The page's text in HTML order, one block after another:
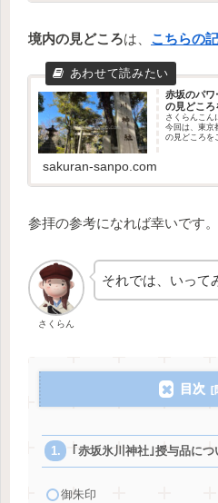
境内の見どころは、 こちらの
赤坂のパワ
の見どころ
さくらんこん
今回は、東京
の見どころを
sakuran-sanpo.com
参拝の参考になれば幸いです。
さくらん
それでは、いって
目次
｢赤坂氷川神社｣授与品につ
御朱印